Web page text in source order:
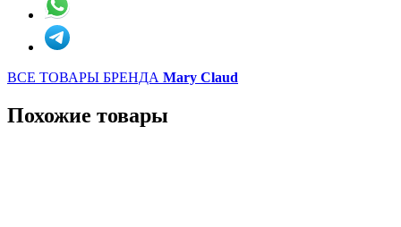
ВСЕ ТОВАРЫ БРЕНДА Mary Claud
Похожие товары